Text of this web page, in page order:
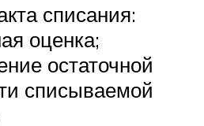
списания:
оценка;
остаточной
списываемой